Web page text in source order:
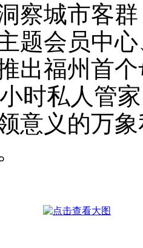
察城市客
题会员中
出福州首
时私人管
意义的万